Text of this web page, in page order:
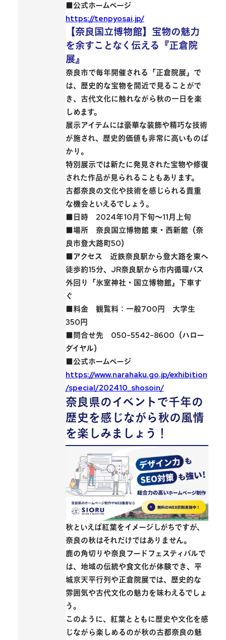
■公式ホームページ
https://tenpyosai.jp/
【奈良国立博物館】宝物の魅力
を余すことなく伝える『正倉院
展』
奈良市で毎年開催される「正倉院展」 で
は、歴史的な宝物を間近で見ることがで
き、古代文化に触れながら秋の一日を楽
しめます。
展示アイテムには豪華な装飾や精巧な技術
が施され、 歴史的価値も非常に高いものば
かり。
特別展示では新たに発見された宝物や修復
された作品が見られることもあります。
古都奈良の文化や技術を感じられる貴重
な機会といえるでしょう。
■日時 2024年10月下旬～11月上旬
■場所 奈良国立博物館 東・西新館（奈
良市登大路町50）
■アクセス 近鉄奈良駅から登大路を東へ
徒歩約15分、JR奈良駅から市内循環バス
外回り「氷室神社・国立博物館」下車す
ぐ
■料金 観覧料：一般700円 大学生
350円
■問合せ先 050-5542-8600（ハロー
ダイヤル）
■公式ホームページ
https://www.narahaku.go.jp/exhibition
/special/202410_shosoin/
奈良県のイベントで千年の
歴史を感じながら秋の風情
を楽しみましょう！
秋といえば紅葉をイメージしがちですが、
奈良の秋はそれだけではありません。
鹿の角切りや奈良フードフェスティバルで
は、地域の伝統や食文化が体験でき、平
城京天平行列や正倉院展では、歴史的な
雰囲気や古代文化の魅力を味わえるでしょ
う。
このように、 紅葉とともに歴史や文化を感
じながら楽しめるのが秋の古都奈良の魅